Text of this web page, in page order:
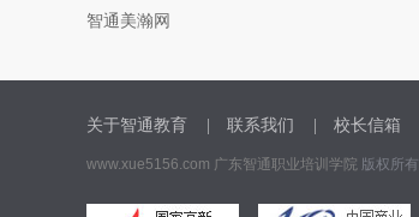
智通美瀚网
关于智通教育 联系我们 校长信箱
www.xue5156.com 广东智通职业培训学院 版权所有